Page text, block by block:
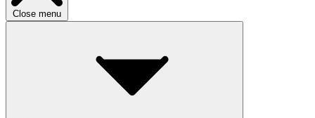
Close menu